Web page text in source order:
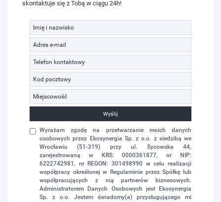
skontaktuje się z Tobą w ciągu 24h!
Wyślij
Wyrażam zgodę na przetwarzanie moich danych
osobowych przez Ekosynergia Sp. z o.o. z siedzibą we
Wrocławiu (51-319) przy ul. Sycowska 44,
zarejestrowaną w KRS: 0000361877, nr NIP:
6222742981, nr REGON: 301498990 w celu realizacji
współpracy określonej w Regulaminie przez Spółkę lub
współpracujących z nią partnerów biznesowych.
Administratorem Danych Osobowych jest Ekosynergia
Sp. z o.o. Jestem świadomy(a) przysługującego mi